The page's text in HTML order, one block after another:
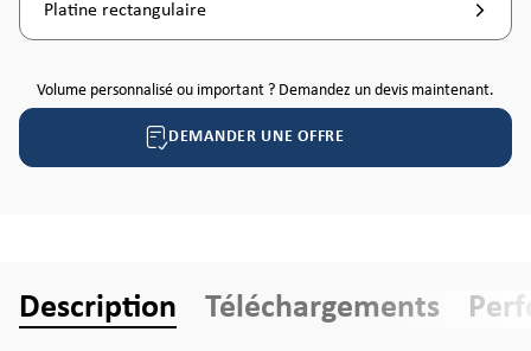
Platine rectangulaire
Volume personnalisé ou important ? Demandez un devis maintenant.
DEMANDER UNE OFFRE
Description Téléchargements